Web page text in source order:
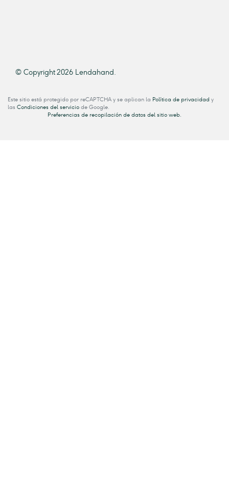
© Copyright 2026 Lendahand.
Este sitio está protegido por reCAPTCHA y se aplican la Política de privacidad y
las Condiciones del servicio de Google.
Preferencias de recopilación de datos del sitio web.